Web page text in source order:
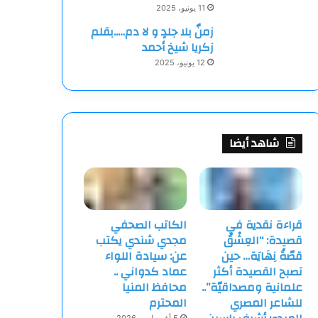
11 يونيو، 2025
زمنٌ بلا جلدٍ و لا دم…..بقلم
زكريا شيخ أحمد
12 يونيو، 2025
شاهد أيضا
قراءة نقدية في
قصيدة: “العِشْقُ
قصّةُ نِهَايَة… حين
تصبح القصيدة أكثر
علمانية ومصداقيّة”..
للشاعر المصري
الكاتب الصحفي
مجدي شندي يكتب
عن: سيادة اللواء
عماد كدواني ..
محافظ المنيا
المحترم